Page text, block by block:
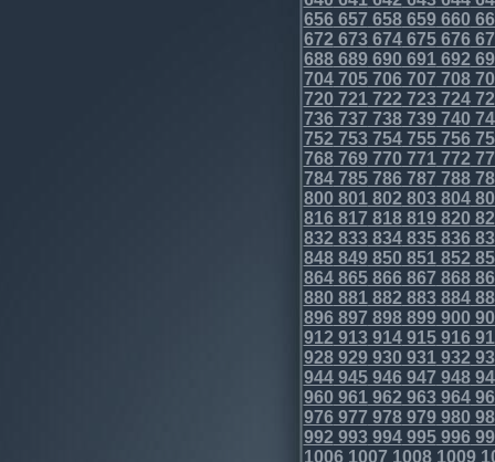
656657 658659660
672 673674675676
688689690691692
704705706707 708
720721722 723724
736737 738739740
752 753754755756
768769770771772
784785786787 788
800801802 803804
816817 818819820
832 833834835836
848849850851852
864865866867 868
880881882 883884
896897 898899900
912 913914915916
928929930931932
944945946947 948
960961962 963964
976977 978979980
992 993994995996
10061007 10081009